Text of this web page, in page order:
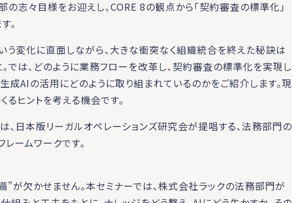
志々目様をお迎えし、CORE 8の観点から「契約審査の標準化」
。
う変化に直面しながら、大きな衝突なく組織統合を終えた秘訣は
では、どのように業務フローを改革し、契約審査の標準化を実現し
成AIの活用にどのように取り組まれているのかをご紹介します。現
ヒントを考える機会です。
本版リーガルオペレーションズ研究会が提唱する、法務部門の
ームワークです。
が欠かせません。本セミナーでは、株式会社ラックの法務部門が